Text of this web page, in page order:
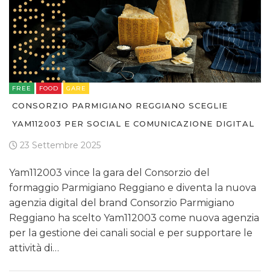
FREE FOOD GARE
CONSORZIO PARMIGIANO REGGIANO SCEGLIE
YAM112003 PER SOCIAL E COMUNICAZIONE DIGITAL
23 Settembre 2025
Yam112003 vince la gara del Consorzio del
formaggio Parmigiano Reggiano e diventa la nuova
agenzia digital del brand Consorzio Parmigiano
Reggiano ha scelto Yam112003 come nuova agenzia
per la gestione dei canali social e per supportare le
attività di…